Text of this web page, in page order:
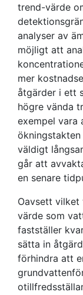
trend-värde
analyser av
möjligt att
mer
åtgärder i ett
högre vända
exempel vara
väldigt
går att
en senare
Oavsett
värde som
fastställer
sätta in
förhindra att